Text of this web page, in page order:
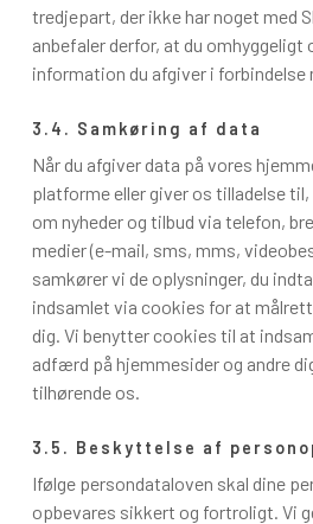
tredjepart, der ikke har noget med
anbefaler derfor, at du omhyggeligt
information du afgiver i forbindelse
3.4. Samkøring af data
Når du afgiver data på vores
platforme eller giver os tilladelse
om nyheder og tilbud via telefon,
medier (e-mail, sms, mms,
samkører vi de oplysninger, du
indsamlet via cookies for at
dig. Vi benytter cookies til at
adfærd på hjemmesider og andre
tilhørende os.
3.5. Beskyttelse af
Ifølge persondataloven skal dine
opbevares sikkert og fortroligt. Vi